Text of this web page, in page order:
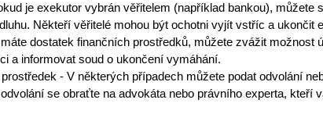
je exekutor vybrán věřitelem (například bankou),
Někteří věřitelé mohou být ochotni vyjít vstříc a ukončit
dostatek finančních prostředků, můžete zvážit možnost
a informovat soud o ukončení vymáhání.
- V některých případech můžete podat odvolání
se obraťte na advokáta nebo právního experta,